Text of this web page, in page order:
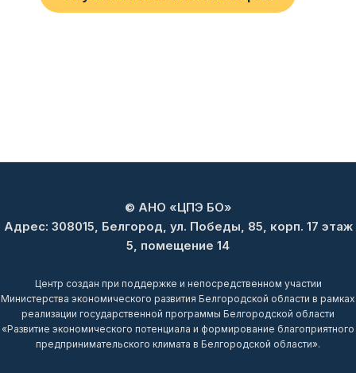
© АНО «ЦПЭ БО»
Адрес: 308015, Белгород, ул. Победы, 85, корп. 17 этаж
5, помещение 14
Центр создан при поддержке и непосредственном участии
Министерства экономического развития Белгородской области в рамках
реализации государственной программы Белгородской области
«Развитие экономического потенциала и формирование благоприятного
предпринимательского климата в Белгородской области».